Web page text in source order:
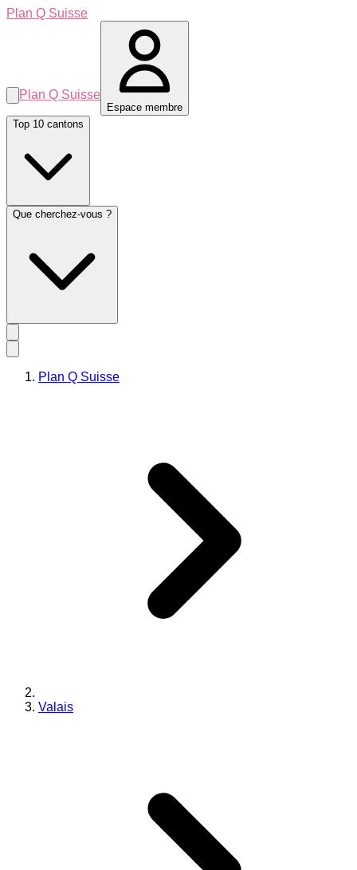
Plan Q Suisse
Plan Q Suisse
Espace membre
Top 10 cantons
Que cherchez-vous ?
Plan Q Suisse
Valais